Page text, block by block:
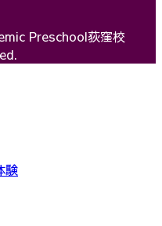
Preschool荻窪校
験